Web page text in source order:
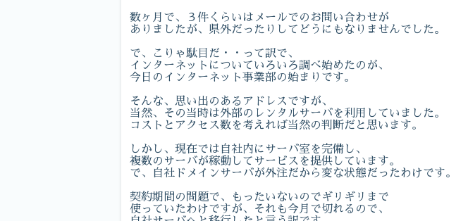
数ヶ月で、３件くらいはメールでのお問い合わせが
ありましたが、県外だったりしてどうにもなりませんでした。
で、こりゃ駄目だ・・って訳で、
インターネットについていろいろ調べ始めたのが、
今日のインターネット事業部の始まりです。
そんな、思い出のあるアドレスですが、
当然、その当時は外部のレンタルサーバを利用していました。
コストとアクセス数を考えれば当然の判断だと思います。
しかし、現在では自社内にサーバ室を完備し、
複数のサーバが稼動してサービスを提供しています。
で、自社ドメインサーバが外注だから変な状態だったわけです。
契約期間の問題で、もったいないのでギリギリまで
使っていたわけですが、それも今月で切れるので、